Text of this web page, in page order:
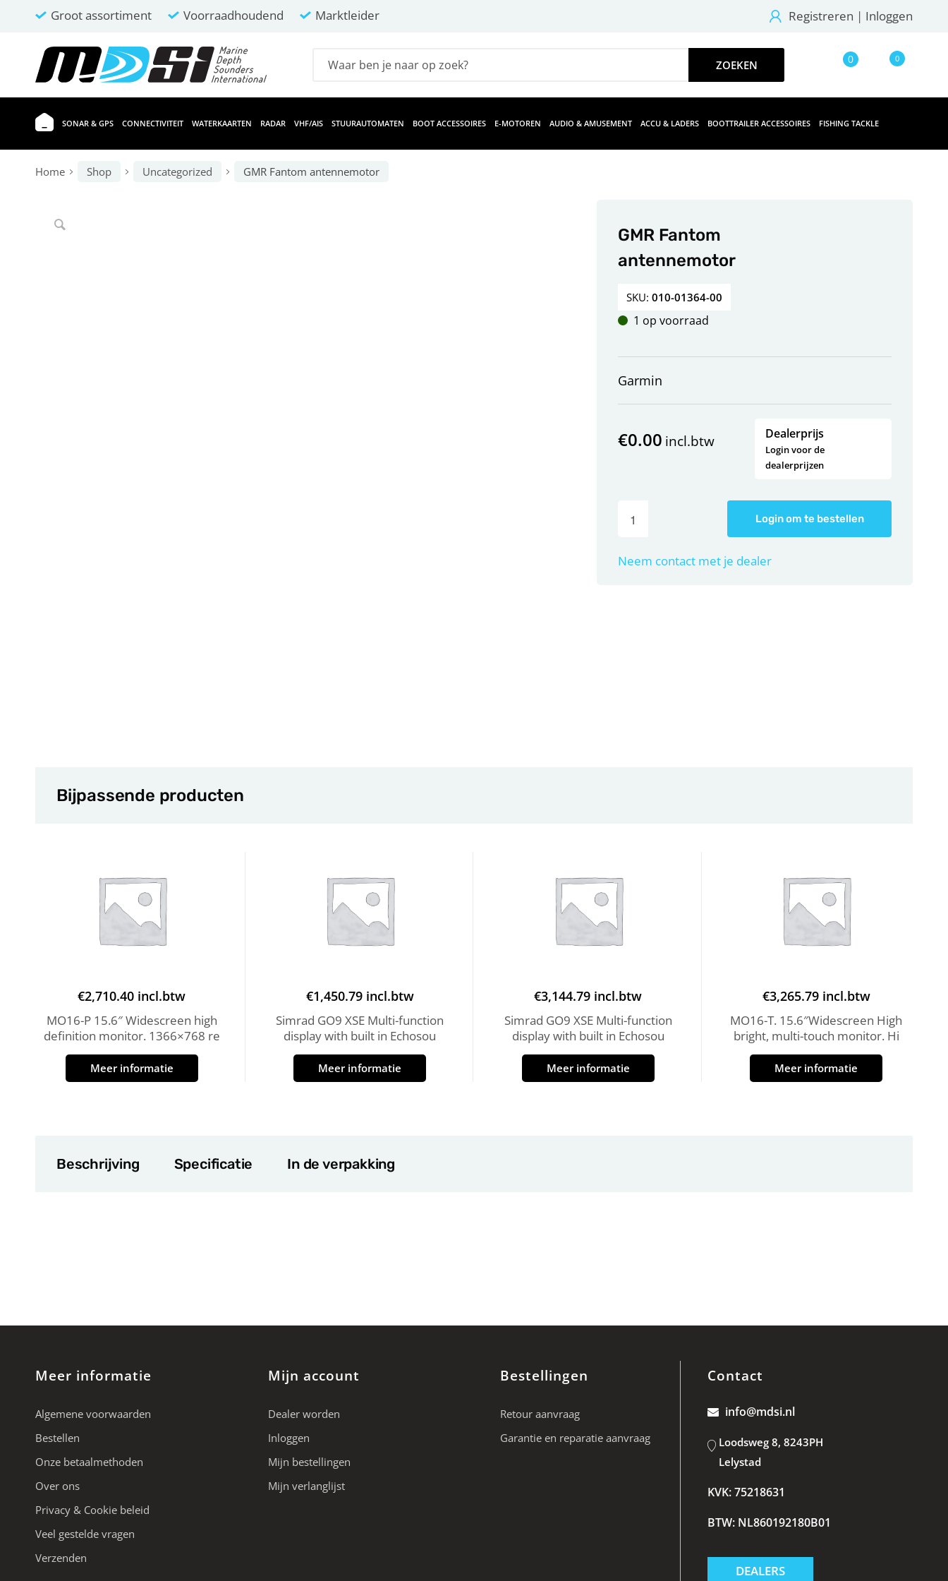
Groot assortiment Voorraadhoudend Marktleider Registreren | Inloggen
0 0
SONAR & GPS CONNECTIVITEIT WATERKAARTEN RADAR VHF/AIS STUURAUTOMATEN BOOT ACCESSOIRES E-MOTOREN AUDIO & AMUSEMENT ACCU & LADERS BOOTTRAILER ACCESSOIRES FISHING TACKLE
Home Shop Uncategorized GMR Fantom antennemotor
GMR Fantom
antennemotor
SKU:010-01364-00
1 op voorraad
Garmin
€0.00 incl.btw Dealerprijs
Login voor de
dealerprijzen
Login om te bestellen
Neem contact met je dealer
Bijpassende producten
€2,710.40 incl.btw
MO16-P 15.6″ Widescreen high
definition monitor. 1366×768 re
Meer informatie
€1,450.79 incl.btw
Simrad GO9 XSE Multi-function
display with built in Echosou
Meer informatie
€3,144.79 incl.btw
Simrad GO9 XSE Multi-function
display with built in Echosou
Meer informatie
€3,265.79 incl.btw
MO16-T. 15.6″Widescreen High
bright, multi-touch monitor. Hi
Meer informatie
Beschrijving Specificatie In de verpakking
Meer informatie
Algemene voorwaarden
Bestellen
Onze betaalmethoden
Over ons
Privacy & Cookie beleid
Veel gestelde vragen
Verzenden
Mijn account
Dealer worden
Inloggen
Mijn bestellingen
Mijn verlanglijst
Bestellingen
Retour aanvraag
Garantie en reparatie aanvraag
Contact
info@mdsi.nl
Loodsweg 8, 8243PH
Lelystad
KVK: 75218631
BTW: NL860192180B01
DEALERS